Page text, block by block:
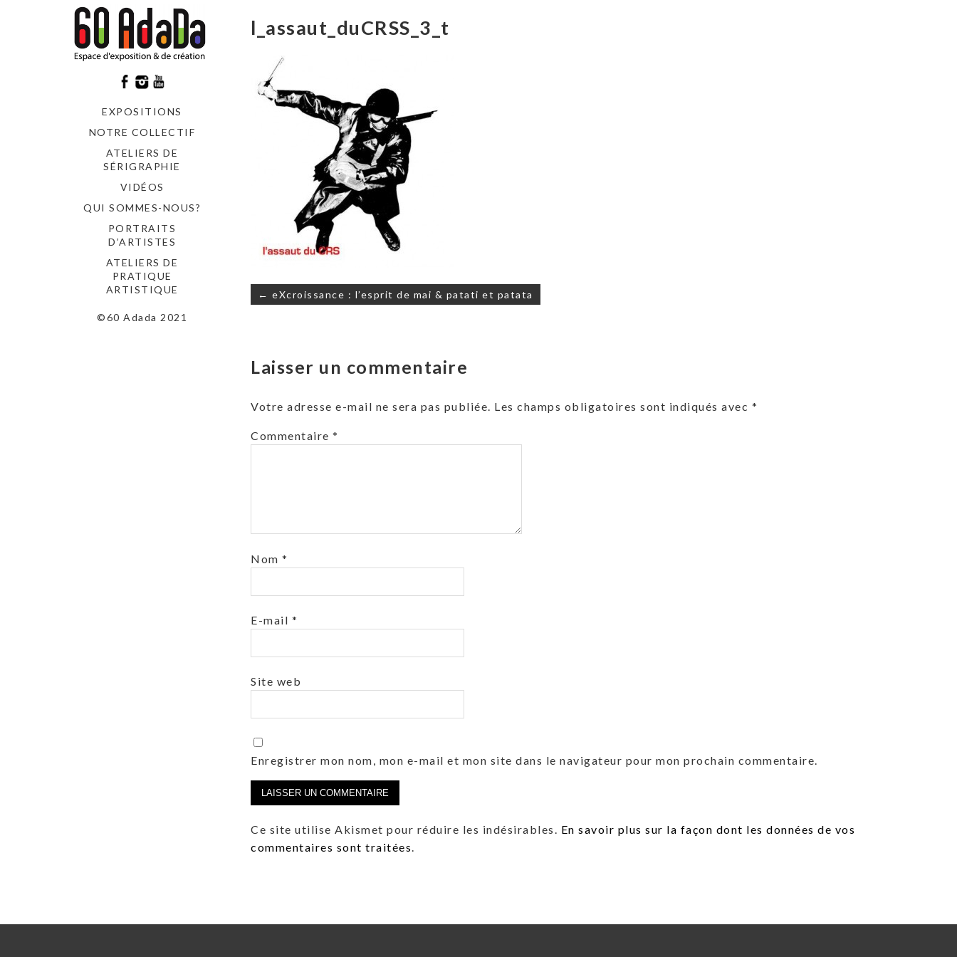
EXPOSITIONS
NOTRE COLLECTIF
ATELIERS DE
SÉRIGRAPHIE
VIDÉOS
QUI SOMMES-NOUS?
PORTRAITS
D’ARTISTES
ATELIERS DE
PRATIQUE
ARTISTIQUE
©60 Adada 2021
l_assaut_duCRSS_3_t
Navigation
de
← eXcroissance : l’esprit de mai & patati et patata
Laisser un commentaire
Votre adresse e-mail ne sera pas publiée. Les champs obligatoires sont indiqués avec *
Commentaire *
Nom *
E-mail *
Site web
Enregistrer mon nom, mon e-mail et mon site dans le navigateur pour mon prochain commentaire.
Ce site utilise Akismet pour réduire les indésirables. En savoir plus sur la façon dont les données de vos
commentaires sont traitées.